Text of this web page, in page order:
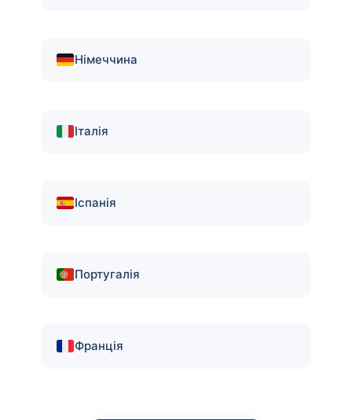
Німеччина
Італія
Іспанія
Португалія
Франція